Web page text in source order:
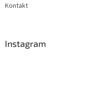
Kontakt
Instagram